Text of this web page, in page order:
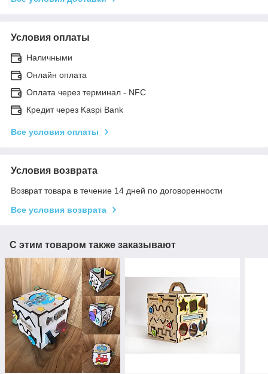
Условия оплаты
Наличными
Онлайн оплата
Оплата через терминал - NFC
Кредит через Kaspi Bank
Все условия оплаты
Условия возврата
Возврат товара в течение 14 дней по договоренности
Все условия возврата
С этим товаром также заказывают